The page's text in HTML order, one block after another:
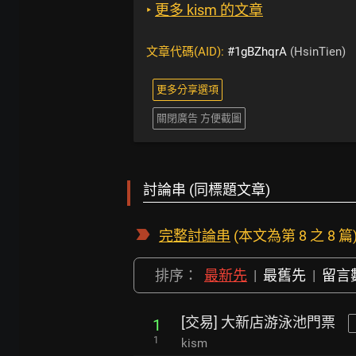
‣ 更多 kism 的文章
文章代碼(AID): #1gBZhqrA (HsinTien)
更多分享選項
關閉廣告 方便截圖
討論串 (同標題文章)
完整討論串 (本文為第 8 之 8 篇)
排序： 最新先 | 最舊先 | 留言
1
1
[交易] 大新店游泳池門票
kism